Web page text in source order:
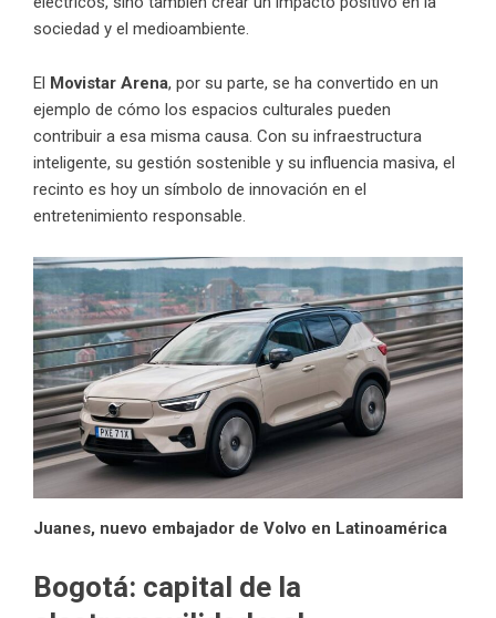
sociedad y el medioambiente.
El Movistar Arena, por su parte, se ha convertido en un
ejemplo de cómo los espacios culturales pueden
contribuir a esa misma causa. Con su infraestructura
inteligente, su gestión sostenible y su influencia masiva, el
recinto es hoy un símbolo de innovación en el
entretenimiento responsable.
Juanes, nuevo embajador de Volvo en Latinoamérica
Bogotá: capital de la